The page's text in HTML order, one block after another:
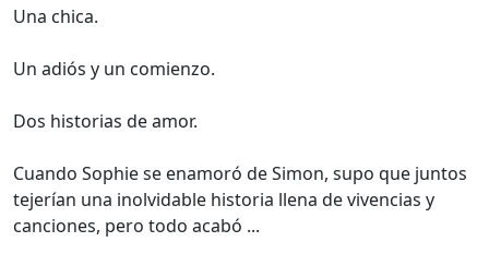
Una chica.
Un adiós y un comienzo.
Dos historias de amor.
Cuando Sophie se enamoró de Simon, supo que juntos
tejerían una inolvidable historia llena de vivencias y
canciones, pero todo acabó ...